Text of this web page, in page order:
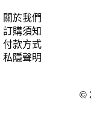
關於我們
訂購須知
付款方式
私隱聲明
©